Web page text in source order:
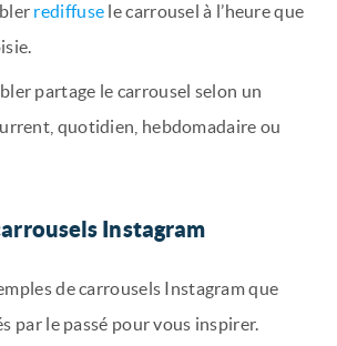
rediffuse le carrousel à l’heure que
partage le carrousel selon un
quotidien, hebdomadaire ou
Instagram
de carrousels Instagram que
par le passé pour vous inspirer.